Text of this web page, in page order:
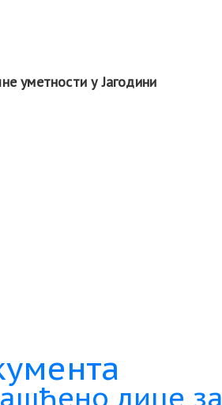
уметности у Јагодини
лице за